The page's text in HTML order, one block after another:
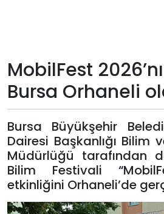
Künye
Giriş
Yap
MobilFest
Bursa Orhaneli
Bursa Büyükşehir
Dairesi Başkanlığı Bilim
Müdürlüğü tarafından
Bilim Festivali
etkinliğini Orhaneli’de